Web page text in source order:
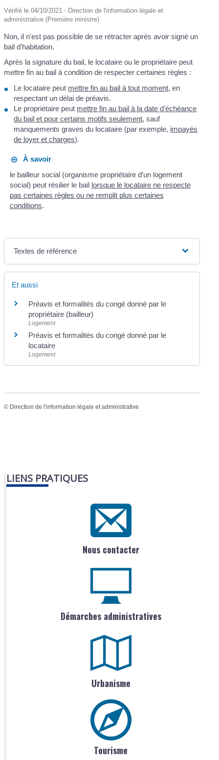
Vérifié le 04/10/2021 - Direction de l'information légale et
administrative (Première ministre)
Non, il n'est pas possible de se rétracter après avoir signé un
bail d'habitation.
Après la signature du bail, le locataire ou le propriétaire peut
mettre fin au bail à condition de respecter certaines règles :
Le locataire peut mettre fin au bail à tout moment, en
respectant un délai de préavis.
Le propriétaire peut mettre fin au bail à la date d'échéance
du bail et pour certains motifs seulement, sauf
manquements graves du locataire (par exemple, impayés
de loyer et charges).
À savoir
le bailleur social (organisme propriétaire d'un logement
social) peut résilier le bail lorsque le locataire ne respecte
pas certaines règles ou ne remplit plus certaines
conditions.
Textes de référence
Et aussi
Préavis et formalités du congé donné par le
propriétaire (bailleur)
Logement
Préavis et formalités du congé donné par le
locataire
Logement
© Direction de l'information légale et administrative
LIENS PRATIQUES
Nous contacter
Démarches administratives
Urbanisme
Tourisme